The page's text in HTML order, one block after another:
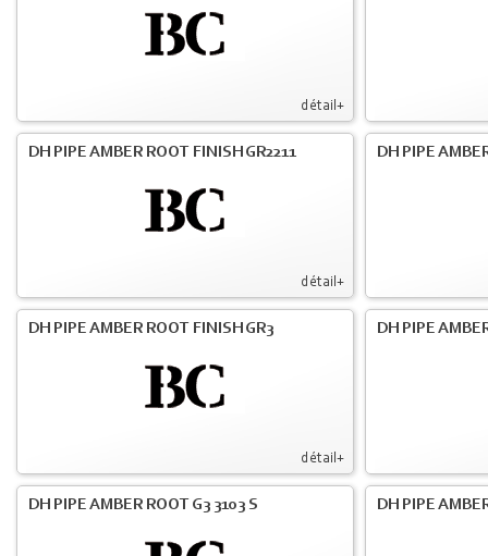
détail+
détail+
DH PIPE AMBER ROOT FINISH GR2211 DH PIPE
détail+
DH PIPE AMBER ROOT FINISH GR3 DH PIPE
DH PIPE AMBER ROOT G3 3103 S DH PIPE